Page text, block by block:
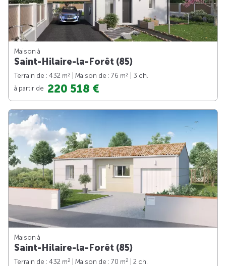
Maison à
Saint-Hilaire-la-Forêt (85)
Terrain de : 432 m2 | Maison de : 76 m2
| 3 ch.
à partir de 220 518 €
Maison à
Saint-Hilaire-la-Forêt (85)
Terrain de : 432 m2 | Maison de : 70 m2
| 2 ch.